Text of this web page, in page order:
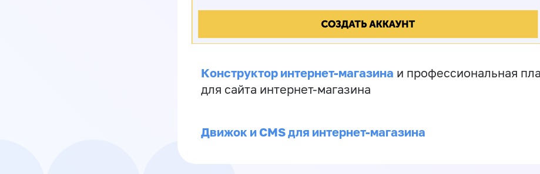
Конструктор интернет-магазина и профессиональная
для сайта интернет-магазина
Движок и CMS для интернет-магазина